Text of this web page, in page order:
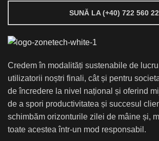
SUNĂ LA (+40) 722 560
Credem în modalități sustenabile de
utilizatorii noștri finali, cât și pentru
de încredere la nivel național și oferind
de a spori productivitatea și succesul
schimbăm orizonturile zilei de mâine și,
toate acestea într-un mod responsabil.